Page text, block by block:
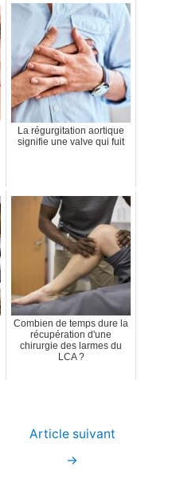
La régurgitation aortique
signifie une valve qui fuit
Combien de temps dure la
récupération d'une
chirurgie des larmes du
LCA ?
Article suivant
→